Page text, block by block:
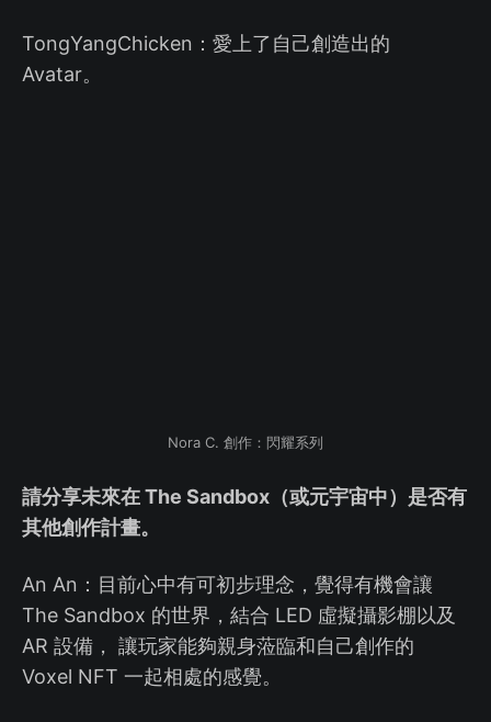
TongYangChicken：愛上了自己創造出的
Avatar。
Nora C. 創作：閃耀系列
請分享未來在 The Sandbox（或元宇宙中）是否有
其他創作計畫。
An An：目前心中有可初步理念，覺得有機會讓
The Sandbox 的世界，結合 LED 虛擬攝影棚以及
AR 設備， 讓玩家能夠親身蒞臨和自己創作的
Voxel NFT 一起相處的感覺。